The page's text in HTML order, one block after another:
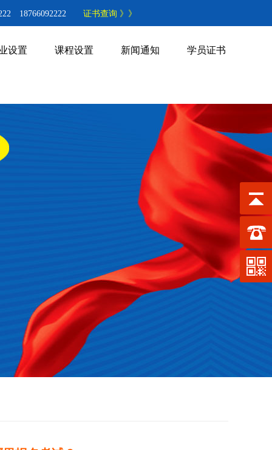
18766092222 证书查询 》》
设置 课程设置 新闻通知 学员证书